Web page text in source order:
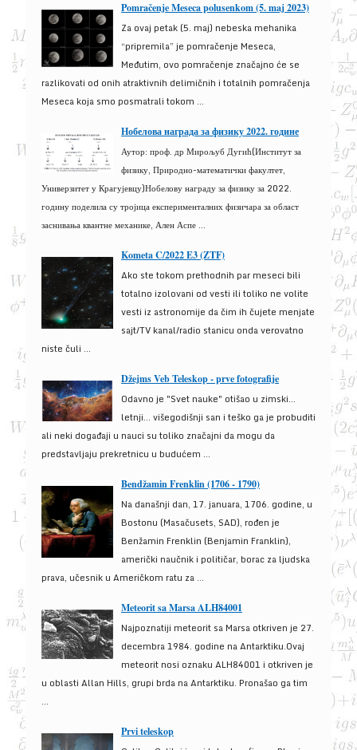
Pomračenje Meseca polusenkom (5. maj 2023)
Za ovaj petak (5. maj) nebeska mehanika
“pripremila” je pomračenje Meseca,
Međutim, ovo pomračenje značajno će se
razlikovati od onih atraktivnih delimičnih i totalnih pomračenja
Meseca koja smo posmatrali tokom ...
Нобелова награда за физику 2022. године
Аутор: проф. др Мирољуб Дугић(Институт за
физику, Природно-математички факултет,
Универзитет у Крагујевцу)Нобелову награду за физику за 2022.
годину поделила су тројица експерименталних физичара за област
заснивања квантне механике, Ален Аспе ...
Kometa C/2022 E3 (ZTF)
Ako ste tokom prethodnih par meseci bili
totalno izolovani od vesti ili toliko ne volite
vesti iz astronomije da čim ih čujete menjate
sajt/TV kanal/radio stanicu onda verovatno
niste čuli ...
Džejms Veb Teleskop - prve fotografije
Odavno je "Svet nauke" otišao u zimski...
letnji... višegodišnji san i teško ga je probuditi
ali neki događaji u nauci su toliko značajni da mogu da
predstavljaju prekretnicu u budućem ...
Bendžamin Frenklin (1706 - 1790)
Na današnji dan, 17. januara, 1706. godine, u
Bostonu (Masačusets, SAD), rođen je
Benžamin Frenklin (Benjamin Franklin),
američki naučnik i političar, borac za ljudska
prava, učesnik u Američkom ratu za ...
Meteorit sa Marsa ALH84001
Najpoznatiji meteorit sa Marsa otkriven je 27.
decembra 1984. godine na Antarktiku.Ovaj
meteorit nosi oznaku ALH84001 i otkriven je
u oblasti Allan Hills, grupi brda na Antarktiku. Pronašao ga tim
...
Prvi teleskop